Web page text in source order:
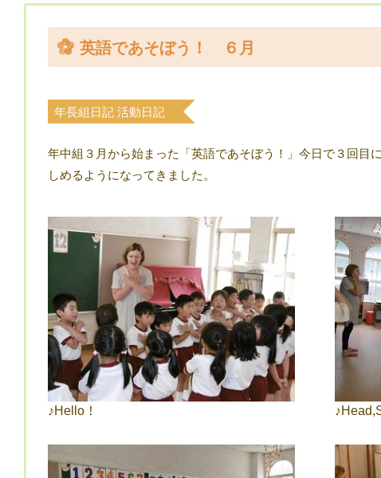
英語であそぼう！ ６月
年長組日記 活動日記
年中組３月から始まった「英語であそぼう！」今日で３回目
しめるようになってきました。
♪Hello！
歳児入園について
室
記
ス